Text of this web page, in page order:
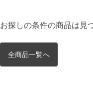
お探しの条件の商品は見
全商品一覧へ